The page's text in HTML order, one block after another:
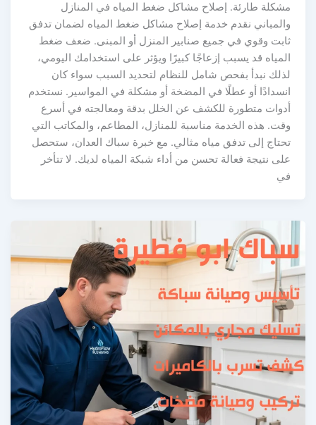
مشكلة طارئة. إصلاح مشاكل ضغط المياه في المنازل
والمباني نقدم خدمة إصلاح مشاكل ضغط المياه لضمان تدفق
ثابت وقوي في جميع صنابير المنزل أو المبنى. ضعف ضغط
المياه قد يسبب إزعاجًا كبيرًا ويؤثر على استخدامك اليومي،
لذلك نبدأ بفحص شامل للنظام لتحديد السبب سواء كان
انسدادًا أو عطلًا في المضخة أو مشكلة في المواسير. نستخدم
أدوات متطورة للكشف عن الخلل بدقة ومعالجته في أسرع
وقت. هذه الخدمة مناسبة للمنازل، المطاعم، والمكاتب التي
تحتاج إلى تدفق مياه مثالي. مع خبرة سباك العدان، ستحصل
على نتيجة فعالة تحسن من أداء شبكة المياه لديك. لا تتأخر
في